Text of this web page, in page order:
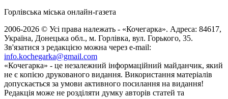
Горлівська міська онлайн-газета
2006-2026 © Усі права належать - «Кочегарка». Адреса: 84617,
Україна, Донецька обл., м. Горлівка, вул. Горького, 35.
Зв'язатися з редакцією можна через e-mail:
info.kochegarka@gmail.com
«Кочегарка» - це незалежний інформаційний майданчик, який
не є копією друкованого видання. Використання матеріалів
допускається за умови активного посилання на видання!
Редакція може не розділяти думку авторів статей та